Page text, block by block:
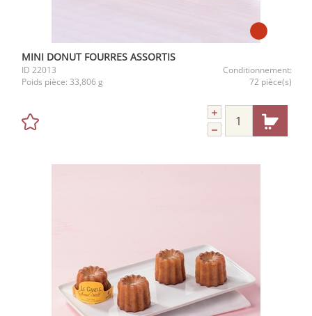
MINI DONUT FOURRES ASSORTIS
ID 22013
Conditionnement:
Poids pièce: 33,806 g 72 pièce(s)